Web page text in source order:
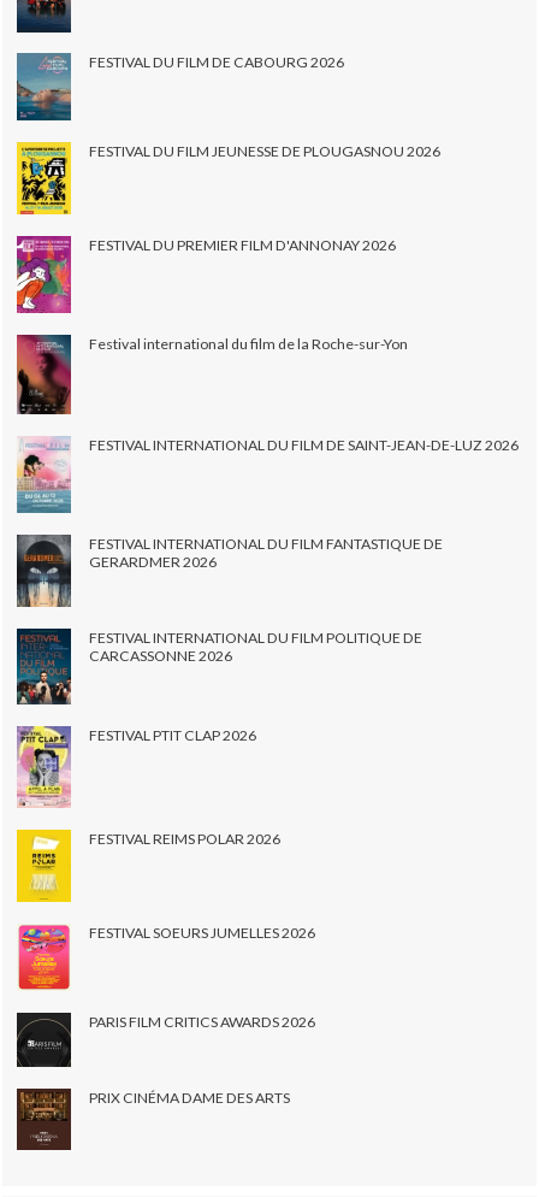
FESTIVAL DU FILM DE CABOURG 2026
FESTIVAL DU FILM JEUNESSE DE PLOUGASNOU 2026
FESTIVAL DU PREMIER FILM D'ANNONAY 2026
Festival international du film de la Roche-sur-Yon
FESTIVAL INTERNATIONAL DU FILM DE SAINT-JEAN-DE-LUZ 2026
FESTIVAL INTERNATIONAL DU FILM FANTASTIQUE DE
GERARDMER 2026
FESTIVAL INTERNATIONAL DU FILM POLITIQUE DE
CARCASSONNE 2026
FESTIVAL PTIT CLAP 2026
FESTIVAL REIMS POLAR 2026
FESTIVAL SOEURS JUMELLES 2026
PARIS FILM CRITICS AWARDS 2026
PRIX CINÉMA DAME DES ARTS